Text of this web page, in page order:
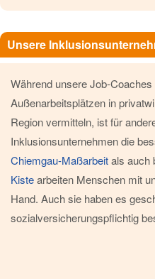
Unsere
Während unsere Job-
Außenarbeitsplätzen in
Region vermitteln, ist für
Inklusionsunternehmen die
Chiemgau-Maßarbeitals auch
Kistearbeiten Menschen mit
Hand. Auch sie haben es
sozialversicherungspflichtig